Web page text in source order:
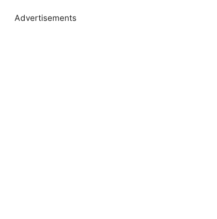
Advertisements